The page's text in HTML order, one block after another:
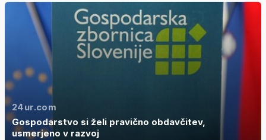
24ur.com
Gospodarstvo si želi pravično obdavčitev,
usmerjeno v razvoj